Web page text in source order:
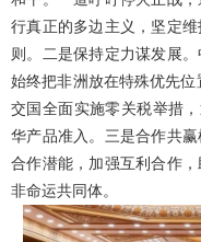
行真正的多边主义，坚定
则。二是保持定力谋发展
始终把非洲放在特殊优先
交国全面实施零关税举措
华产品准入。三是合作共
合作潜能，加强互利合作
非命运共同体。